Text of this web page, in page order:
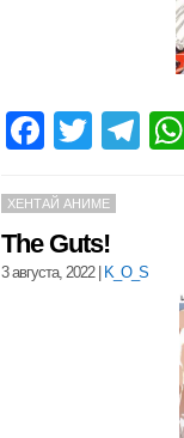
ХЕНТАЙ АНИМЕ
The Guts!
3 августа, 2022| K_O_S